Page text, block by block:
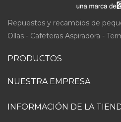
Repuestos y recambios de
Ollas - Cafeteras Aspiradora -
PRODUCTOS
NUESTRA EMPRESA
INFORMACIÓN DE LA